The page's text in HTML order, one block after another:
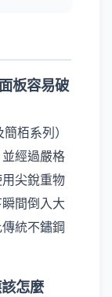
板容易破
栢系列）
經過嚴格
尖銳重物
間倒入大
統不鏽鋼
怎麼